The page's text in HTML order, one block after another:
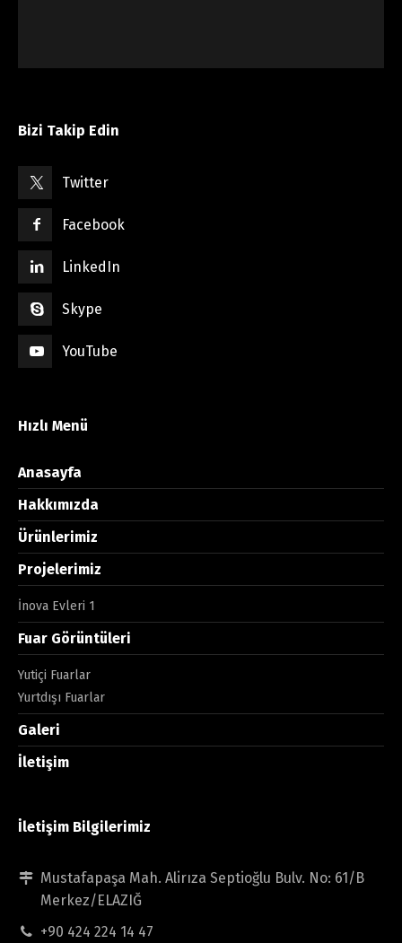
Bizi Takip Edin
Twitter
Facebook
LinkedIn
Skype
YouTube
Hızlı Menü
Anasayfa
Hakkımızda
Ürünlerimiz
Projelerimiz
İnova Evleri 1
Fuar Görüntüleri
Yutiçi Fuarlar
Yurtdışı Fuarlar
Galeri
İletişim
İletişim Bilgilerimiz
Mustafapaşa Mah. Alirıza Septioğlu Bulv. No: 61/B
Merkez/ELAZIĞ
+90 424 224 14 47